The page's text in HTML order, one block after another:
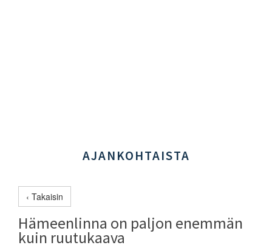
AJANKOHTAISTA
‹ Takaisin
Hämeenlinna on paljon enemmän
kuin ruutukaava